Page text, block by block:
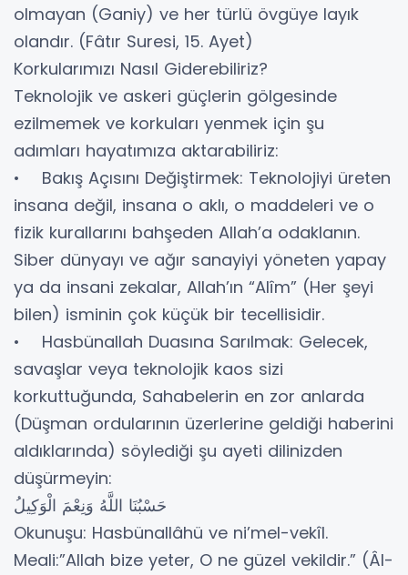
olmayan (Ganiy) ve her türlü övgüye layık
olandır. (Fâtır Suresi, 15. Ayet)
Korkularımızı Nasıl Giderebiliriz?
Teknolojik ve askeri güçlerin gölgesinde
ezilmemek ve korkuları yenmek için şu
adımları hayatımıza aktarabiliriz:
• Bakış Açısını Değiştirmek: Teknolojiyi üreten
insana değil, insana o aklı, o maddeleri ve o
fizik kurallarını bahşeden Allah’a odaklanın.
Siber dünyayı ve ağır sanayiyi yöneten yapay
ya da insani zekalar, Allah’ın “Alîm” (Her şeyi
bilen) isminin çok küçük bir tecellisidir.
• Hasbünallah Duasına Sarılmak: Gelecek,
savaşlar veya teknolojik kaos sizi
korkuttuğunda, Sahabelerin en zor anlarda
(Düşman ordularının üzerlerine geldiği haberini
aldıklarında) söylediği şu ayeti dilinizden
düşürmeyin:
حَسْبُنَا اللَّهُ وَنِعْمَ الْوَكِيلُ
Okunuşu: Hasbünallâhü ve ni’mel-vekîl.
Meali:”Allah bize yeter, O ne güzel vekildir.” (Âl-